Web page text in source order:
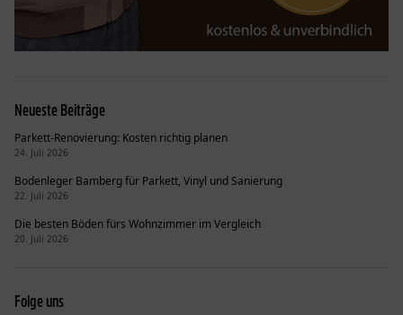
Neueste Beiträge
Parkett-Renovierung: Kosten richtig planen
24. Juli 2026
Bodenleger Bamberg für Parkett, Vinyl und Sanierung
22. Juli 2026
Die besten Böden fürs Wohnzimmer im Vergleich
20. Juli 2026
Folge uns